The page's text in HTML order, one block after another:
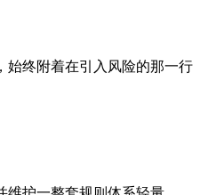
始终附着在引入风险的那一行